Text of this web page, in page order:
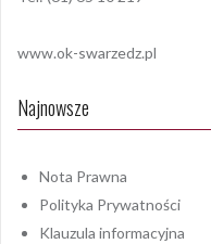
www.ok-swarzedz.pl
Najnowsze
Nota Prawna
Polityka Prywatności
Klauzula informacyjna